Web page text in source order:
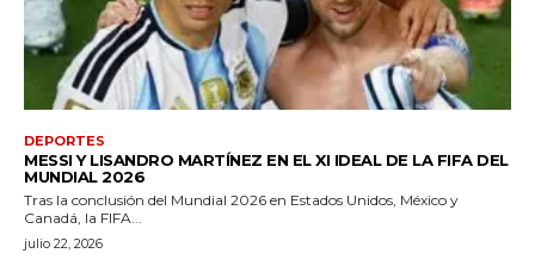
DEPORTES
MESSI Y LISANDRO MARTÍNEZ EN EL XI IDEAL DE LA FIFA DEL
MUNDIAL 2026
Tras la conclusión del Mundial 2026 en Estados Unidos, México y
Canadá, la FIFA...
julio 22, 2026